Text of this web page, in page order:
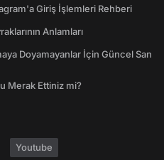
Giriş İşlemleri Rehberi
Anlamları
Doyamayanlar İçin Güncel San
Merak Ettiniz mi?
Youtube